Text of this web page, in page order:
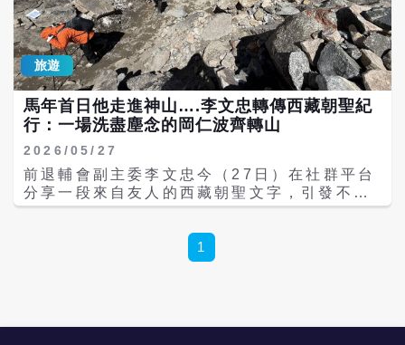
旅遊
馬年首日他走進神山….李文忠轉傳西藏朝聖紀
行：一場洗盡塵念的岡仁波齊轉山
2026/05/27
前退輔會副主委李文忠今（27日）在社群平台
分享一段來自友人的西藏朝聖文字，引發不少
山友關注。文章沒有政治語言，也沒世俗喧
之間，一步一步走向被稱為「世界中心」的神
1